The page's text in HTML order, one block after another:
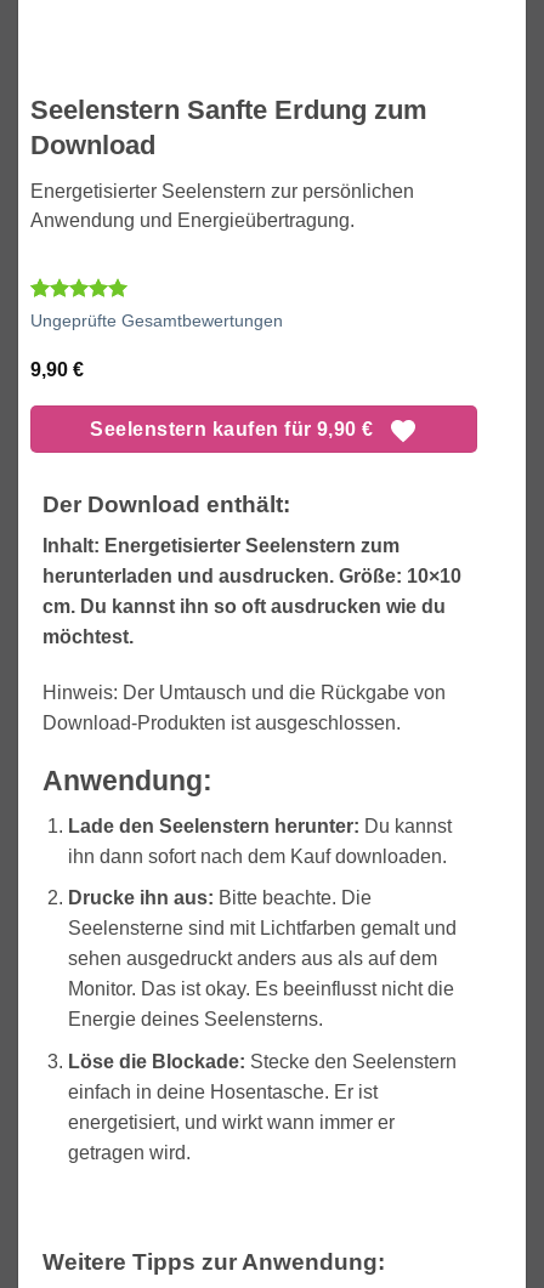
Seelenstern Sanfte Erdung zum
Download
Energetisierter Seelenstern zur persönlichen
Anwendung und Energieübertragung.
Bewertet
mit
5.00
basierend
1
Kundenbewertung
Ungeprüfte Gesamtbewertungen
9,90 €
Seelenstern kaufen für 9,90 €
Der Download enthält:
Inhalt: Energetisierter Seelenstern zum
herunterladen und ausdrucken. Größe: 10×10
cm. Du kannst ihn so oft ausdrucken wie du
möchtest.
Hinweis: Der Umtausch und die Rückgabe von
Download-Produkten ist ausgeschlossen.
Anwendung:
Lade den Seelenstern herunter: Du kannst
ihn dann sofort nach dem Kauf downloaden.
Drucke ihn aus: Bitte beachte. Die
Seelensterne sind mit Lichtfarben gemalt und
sehen ausgedruckt anders aus als auf dem
Monitor. Das ist okay. Es beeinflusst nicht die
Energie deines Seelensterns.
Löse die Blockade: Stecke den Seelenstern
einfach in deine Hosentasche. Er ist
energetisiert, und wirkt wann immer er
getragen wird.
Weitere Tipps zur Anwendung: